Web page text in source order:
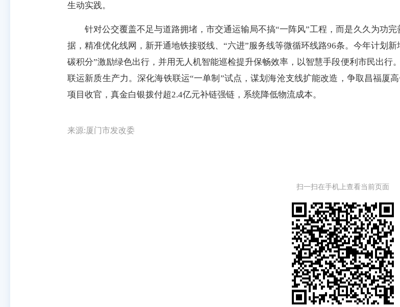
生动实践。
针对公交覆盖不足与道路拥堵，市交通运输局不搞“一阵风”工程，而是久久为功
据，精准优化线网，新开通地铁接驳线、“六进”服务线等微循环线路96条。今年计划新
碳积分”激励绿色出行，并用无人机智能巡检提升保畅效率，以智慧手段便利市民出
联运新质生产力。深化海铁联运“一单制”试点，谋划海沧支线扩能改造，争取昌福厦
项目收官，真金白银拨付超2.4亿元补链强链，系统降低物流成本。
来源:厦门市发改委
扫一扫在手机上查看当前页面